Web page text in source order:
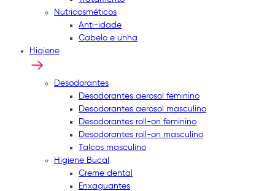
Nutricosméticos
Anti-idade
Cabelo e unha
Higiene
Desodorantes
Desodorantes aerosol feminino
Desodorantes aerosol masculino
Desodorantes roll-on feminino
Desodorantes roll-on masculino
Talcos masculino
Higiene Bucal
Creme dental
Enxaguantes